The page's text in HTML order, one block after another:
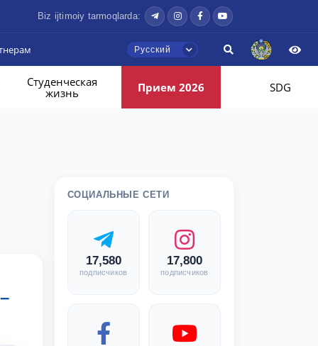
Biz ijtimoiy tarmoqlarda:
Русский
Студенческая
жизнь
Прием 2026 SDG
СОЦИАЛЬНЫЕ СЕТИ
17,580
подписчиков
17,800
подписчиков